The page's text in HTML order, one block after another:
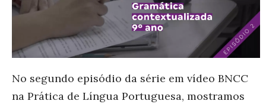
No segundo episódio da série em vídeo BNCC
na Prática de Língua Portuguesa, mostramos